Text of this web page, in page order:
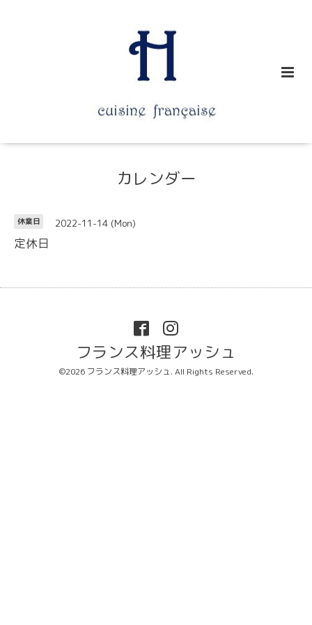
カレンダー
休業日 2022-11-14 (Mon)
定休日
フランス料理アッシュ
©2026 フランス料理アッシュ. All Rights Reserved.